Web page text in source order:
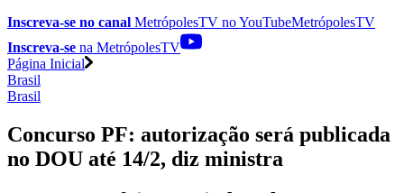
Inscreva-se no canal MetrópolesTV noYouTubeMetrópolesTV
Inscreva-se na MetrópolesTV
Página Inicial
Brasil
Brasil
Concurso PF: autorização será publicada
no DOU até 14/2, diz ministra